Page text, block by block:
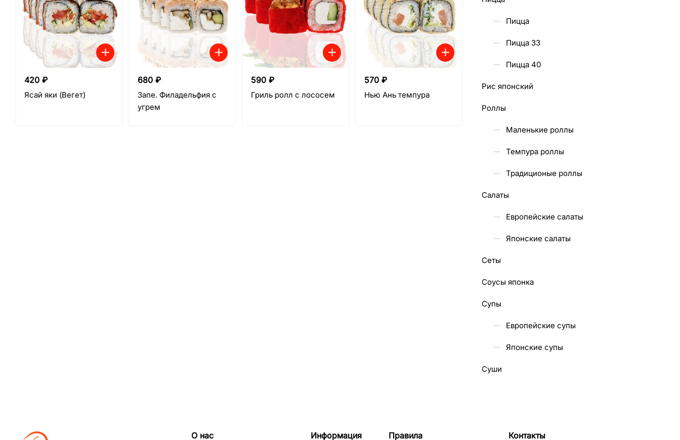
420 ₽
Ясай яки (Вегет)
680 ₽
Запе. Филадельфия с
угрем
590 ₽
Гриль ролл с лососем
570 ₽
Нью Ань темпура
Пицца
Пицца 33
Пицца 40
Рис японский
Роллы
Маленькие роллы
Темпура роллы
Традиционые роллы
Салаты
Европейские салаты
Японские салаты
Сеты
Соусы японка
Супы
Европейские супы
Японские супы
Суши
О нас Информация Правила Контакты